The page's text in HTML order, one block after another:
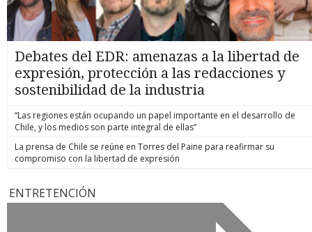
Debates del EDR: amenazas a la libertad de
expresión, protección a las redacciones y
sostenibilidad de la industria
“Las regiones están ocupando un papel importante en el desarrollo de
Chile, y los medios son parte integral de ellas”
La prensa de Chile se reúne en Torres del Paine para reafirmar su
compromiso con la libertad de expresión
ENTRETENCIÓN